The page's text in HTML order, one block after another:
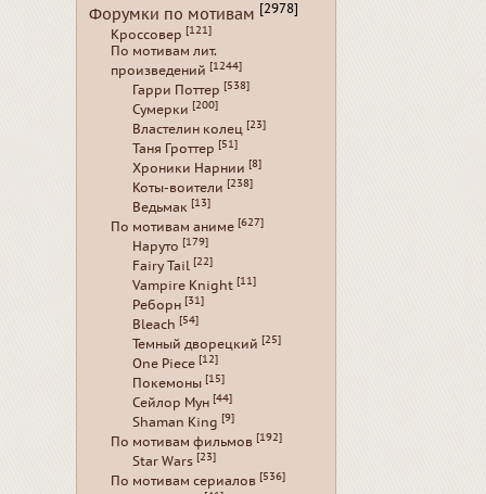
Форумки по мотивам [2978]
Кроссовер [121]
По мотивам лит.
произведений [1244]
Гарри Поттер [538]
Сумерки [200]
Властелин колец [23]
Таня Гроттер [51]
Хроники Нарнии [8]
Коты-воители [238]
Ведьмак [13]
По мотивам аниме [627]
Наруто [179]
Fairy Tail [22]
Vampire Knight [11]
Реборн [31]
Bleach [54]
Темный дворецкий [25]
One Piece [12]
Покемоны [15]
Сейлор Мун [44]
Shaman King [9]
По мотивам фильмов [192]
Star Wars [23]
По мотивам сериалов [536]